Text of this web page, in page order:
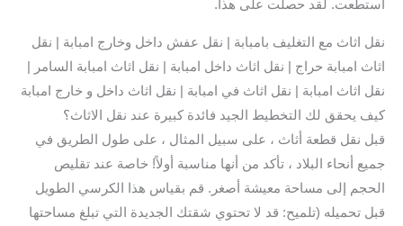
استطعت. لقد حصلت على هذا.
نقل اثاث مع التغليف بامبابة | نقل عفش داخل وخارج امبابة | نقل
اثاث امبابة حراج | نقل اثاث داخل امبابة | نقل اثاث امبابة السامر |
نقل اثاث امبابة | نقل اثاث في امبابة | نقل اثاث داخل و خارج امبابة
كيف يحقق لك التخطيط الجيد فائدة كبيرة عند نقل الاثاث؟
قبل نقل قطعة أثاث ، على سبيل المثال ، على طول الطريق في
جميع أنحاء البلاد ، تأكد من أنها مناسبة أولاً! خاصة عند تقليص
الحجم إلى مساحة معيشة أصغر. قم بقياس هذا الكرسي الطويل
قبل تحميله (تلميح: قد لا تحتوي شقتك الجديدة التي تبلغ مساحتها